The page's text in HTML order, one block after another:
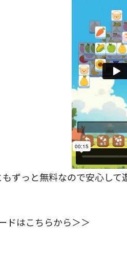
ずっと無料なので安心し
ドはこちらから＞＞